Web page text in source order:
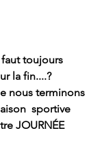
toujours
la fin....?
nous terminons
sportive
JOURNÉE